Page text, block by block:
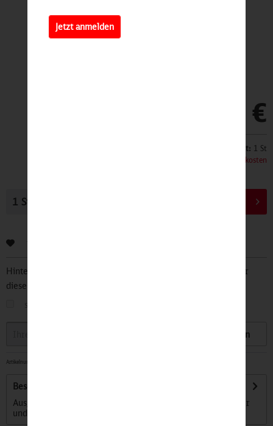
49,90 €
Inhalt: 1 St
zzgl. Versandkosten
Hinterlegen Sie Ihre Email Adresse und bleiben Sie stets über
diesen Artikel informiert.
Speichern
Artikelnummer:
Beschreibung
Ausgedienter Berufskleidung verhilft der gelernte Schneider
und Berliner Modeschöpfer Daniel...
Jetzt anmelden